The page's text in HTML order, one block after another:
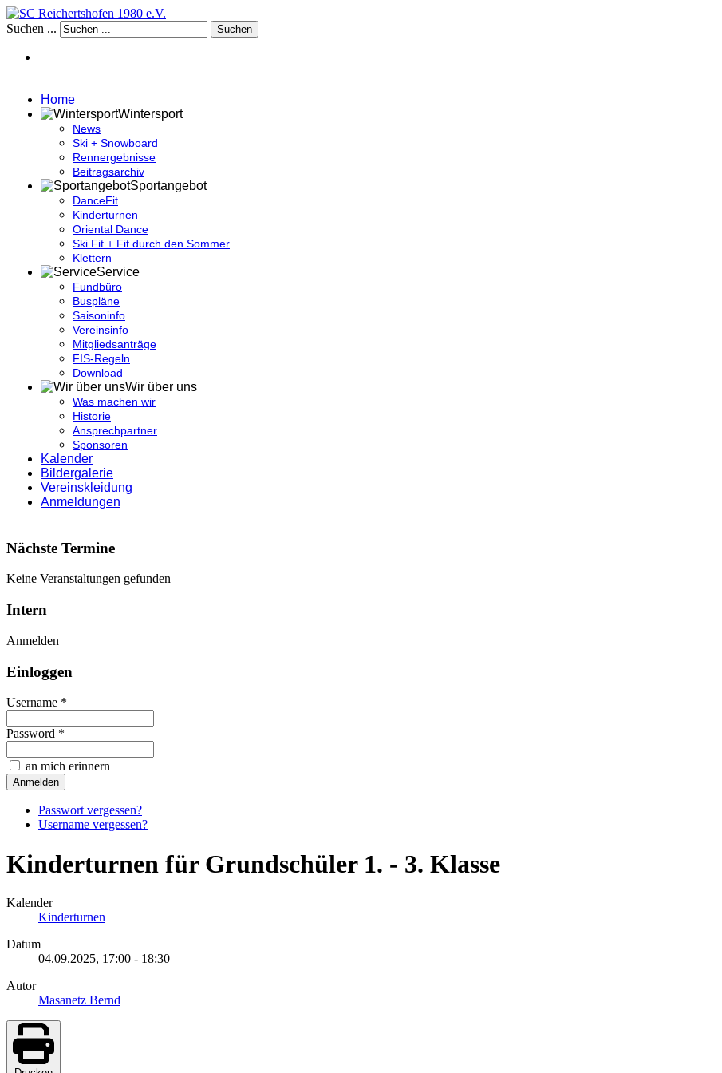
Suchen ... Suchen
Home
Wintersport
News
Ski + Snowboard
Rennergebnisse
Beitragsarchiv
Sportangebot
DanceFit
Kinderturnen
Oriental Dance
Ski Fit + Fit durch den Sommer
Klettern
Service
Fundbüro
Buspläne
Saisoninfo
Vereinsinfo
Mitgliedsanträge
FIS-Regeln
Download
Wir über uns
Was machen wir
Historie
Ansprechpartner
Sponsoren
Kalender
Bildergalerie
Vereinskleidung
Anmeldungen
Nächste Termine
Keine Veranstaltungen gefunden
Intern
Anmelden
Einloggen
Username *
Password *
an mich erinnern
Passwort vergessen?
Username vergessen?
Kinderturnen für Grundschüler 1. - 3. Klasse
Kalender
Kinderturnen
Datum
04.09.2025, 17:00 - 18:30
Autor
Masanetz Bernd